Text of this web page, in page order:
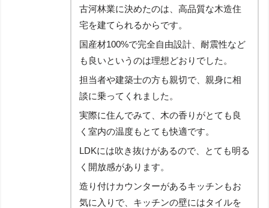
古河林業に決めたのは、高品質な木造住
宅を建てられるからです。
国産材100%で完全自由設計、耐震性など
も良いというのは理想どおりでした。
担当者や建築士の方も親切で、親身に相
談に乗ってくれました。
実際に住んでみて、木の香りがとても良
く室内の温度もとても快適です。
LDKには吹き抜けがあるので、とても明る
く開放感があります。
造り付けカウンターがあるキッチンもお
気に入りで、キッチンの壁にはタイルを